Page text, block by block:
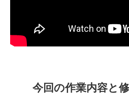
今回の作業内容と